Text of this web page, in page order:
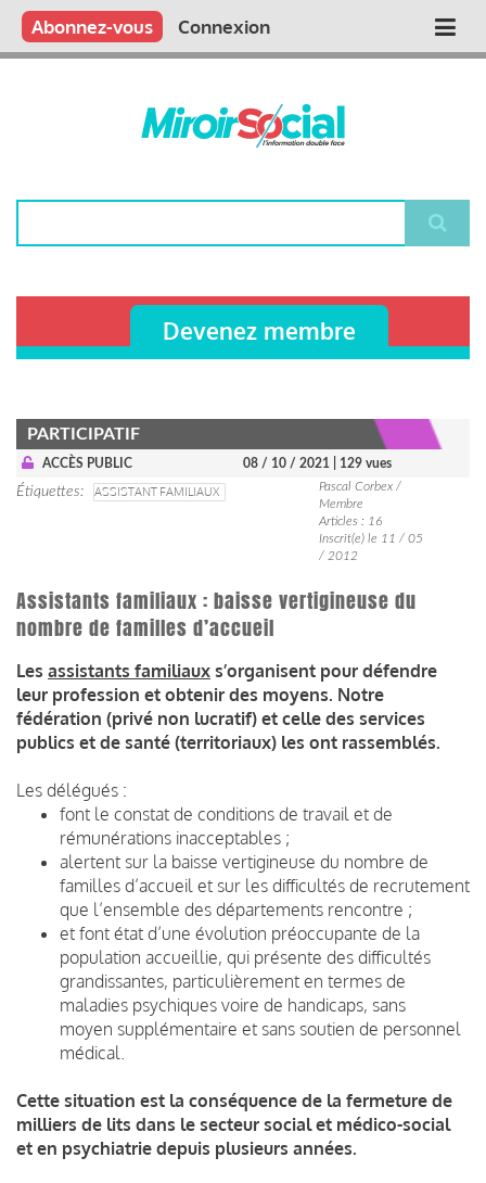
Aller
contenu
Main
Qui sommes nous ?
Vous publiez
Nous publions
Contactez-nous
Abonnez-vous Connexion
Devenez membre
PARTICIPATIF
ACCÈS PUBLIC 08 / 10 / 2021 | 129 vues
Étiquettes ASSISTANT FAMILIAUX
Pascal Corbex /
Membre
Articles : 16
Inscrit(e) le 11 / 05
/ 2012
Assistants familiaux : baisse vertigineuse du
nombre de familles d’accueil
Les assistants familiaux s’organisent pour défendre
leur profession et obtenir des moyens. Notre
fédération (privé non lucratif) et celle des services
publics et de santé (territoriaux) les ont rassemblés.
Les délégués :
font le constat de conditions de travail et de
rémunérations inacceptables ;
alertent sur la baisse vertigineuse du nombre de
familles d’accueil et sur les difficultés de recrutement
que l’ensemble des départements rencontre ;
et font état d’une évolution préoccupante de la
population accueillie, qui présente des difficultés
grandissantes, particulièrement en termes de
maladies psychiques voire de handicaps, sans
moyen supplémentaire et sans soutien de personnel
médical.
Cette situation est la conséquence de la fermeture de
milliers de lits dans le secteur social et médico-social
et en psychiatrie depuis plusieurs années.